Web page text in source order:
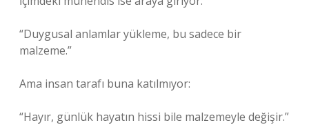
“Duygusal anlamlar yükleme, bu sadece bir
malzeme.”
Ama insan tarafı buna katılmıyor:
“Hayır, günlük hayatın hissi bile malzemeyle değişir.”